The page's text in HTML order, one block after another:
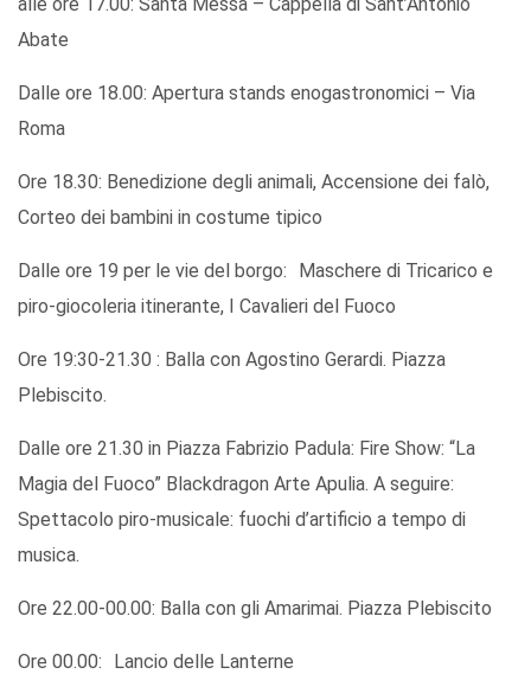
Abate
Dalle ore 18.00: Apertura stands enogastronomici – Via
Roma
Ore 18.30: Benedizione degli animali, Accensione dei falò,
Corteo dei bambini in costume tipico
Dalle ore 19 per le vie del borgo: Maschere di Tricarico e
piro-giocoleria itinerante, I Cavalieri del Fuoco
Ore 19:30-21.30 : Balla con Agostino Gerardi. Piazza
Plebiscito.
Dalle ore 21.30 in Piazza Fabrizio Padula: Fire Show: “La
Magia del Fuoco” Blackdragon Arte Apulia. A seguire:
Spettacolo piro-musicale: fuochi d’artificio a tempo di
musica.
Ore 22.00-00.00: Balla con gli Amarimai. Piazza Plebiscito
Ore 00.00: Lancio delle Lanterne